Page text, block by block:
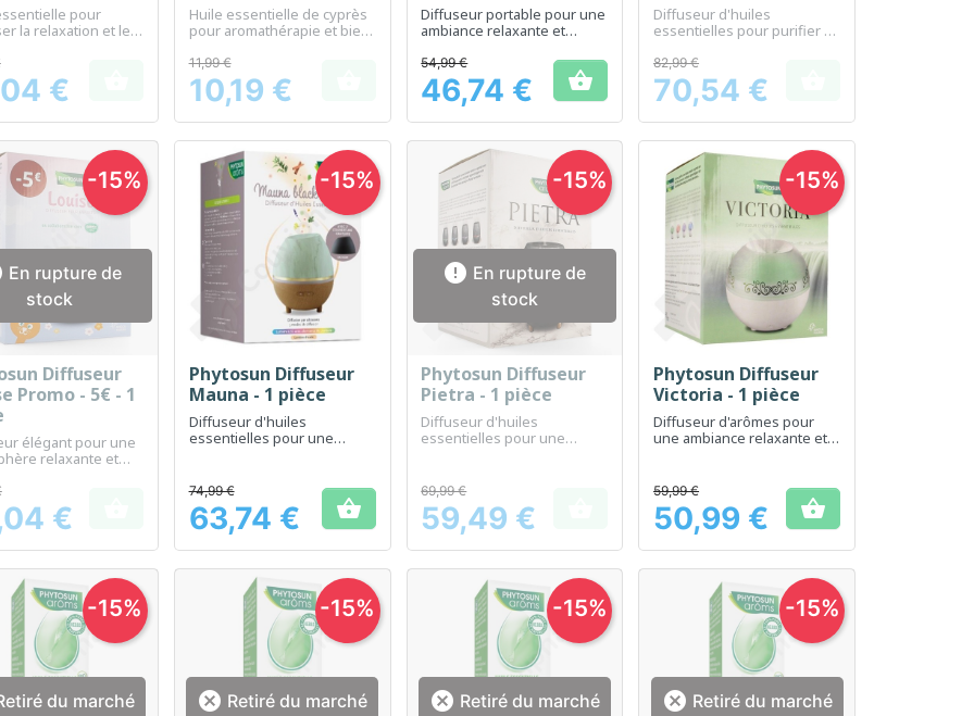
pour
la relaxation et le
€
Huile essentielle de cyprès
pour aromathérapie et bien-
Prix
11,99 €
10,19 €
Diffuseur portable pour une
ambiance relaxante et
soyez.
Prix
54,99 €
46,74 € 
Diffuseur d'huiles
essentielles pour purifier et
Prix
82,99 €
70,54 €
En rupture de
stock
Aperçu rapide
Diffuseur
Promo - 5€ - 1
élégant pour une
relaxante et
€
-15%
Aperçu rapide
Phytosun Diffuseur
Mauna - 1 pièce
Diffuseur d'huiles
essentielles pour une
Prix
74,99 €
63,74 € 
-15%
 En rupture de
stock
Aperçu rapide
Phytosun Diffuseur
Pietra - 1 pièce
Diffuseur d'huiles
essentielles pour une
Prix
69,99 €
59,49 €
-15%
Aperçu rapide
Phytosun Diffuseur
Victoria - 1 pièce
Diffuseur d'arômes pour
une ambiance relaxante et
Prix
59,99 €
50,99 € 
-15%
du marché
-15%
 Retiré du marché
-15%
 Retiré du marché
-15%
 Retiré du marché
-15%